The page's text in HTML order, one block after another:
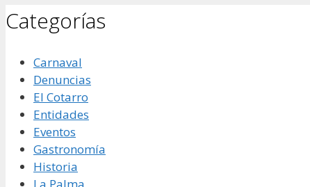
Categorías
Carnaval
Denuncias
El Cotarro
Entidades
Eventos
Gastronomía
Historia
La Palma